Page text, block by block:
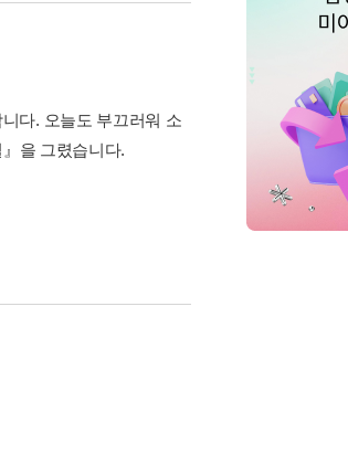
다. 오늘도 부끄러워 소
을 그렸습니다.